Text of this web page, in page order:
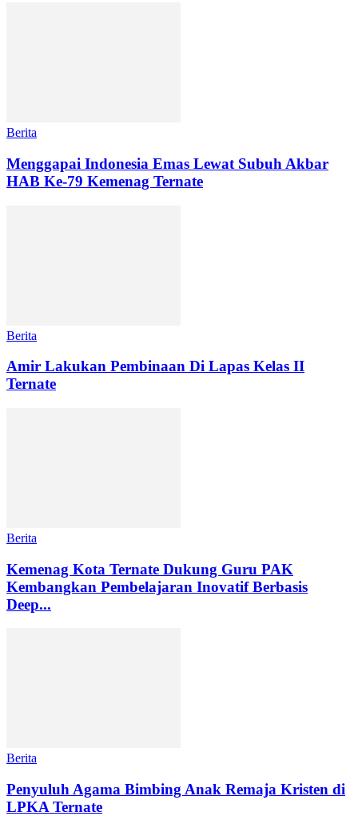
Berita
Menggapai Indonesia Emas Lewat Subuh Akbar
HAB Ke-79 Kemenag Ternate
Berita
Amir Lakukan Pembinaan Di Lapas Kelas II
Ternate
Berita
Kemenag Kota Ternate Dukung Guru PAK
Kembangkan Pembelajaran Inovatif Berbasis
Deep...
Berita
Penyuluh Agama Bimbing Anak Remaja Kristen di
LPKA Ternate